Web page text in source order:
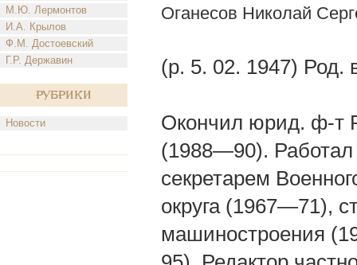
М.Ю. Лермонтов
И.А. Крылов
Ф.М. Достоевский
Г.Р. Державин
Рубрики
Новости
Оганесов Николай
(р. 5. 02. 1947) Род.
Окончил юрид. ф-т
(1988—90).
секретарем
округа (1967—71),
машиностроения